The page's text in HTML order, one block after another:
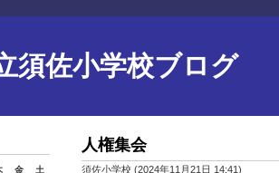
須佐小学校ブログ
人権集会
須佐小学校 (2024年11月21日 14:41)
金
土